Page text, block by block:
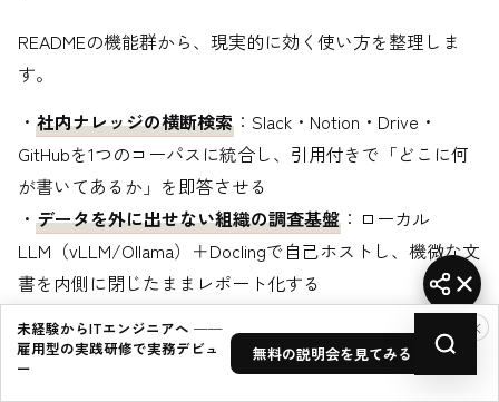
READMEの機能群から、現実的に効く使い方を整理しま
す。
・ 社内ナレッジの横断検索 ：Slack・Notion・Drive・
GitHubを1つのコーパスに統合し、引用付きで「どこに何
が書いてあるか」を即答させる
・ データを外に出せない組織の調査基盤 ：ローカル
LLM（vLLM/Ollama）＋Doclingで自己ホストし、機微な文
書を内側に閉じたままレポート化する
・ 定例レポートの自動生成
：スケジュール実行で、Slack
とGmailから週次ステータスを毎週金曜にまとめさせる
：共有スペースでリアルタイムにAIチ
×
未経験からITエンジニアへ ──
雇用型の実践研修で実務デビュ
ー
無料の説明会を見てみる →